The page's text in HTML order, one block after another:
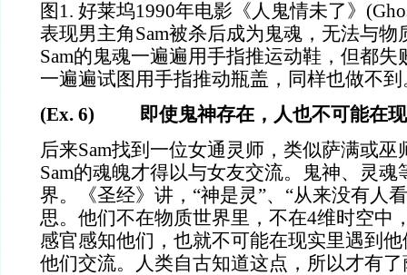
图 1. 好莱坞1990年电影《人鬼情未了》
表现男主角Sam被杀后成为鬼魂，无法与物
Sam的鬼魂一遍遍用手指推运动鞋，但都失
一遍遍试图用手指推动瓶盖，同样也做不到
(Ex. 6) 即使鬼神存在，人也不可能在现
后来Sam找到一位女通灵师，类似萨满或
Sam的魂魄才得以与女友交流。鬼神、灵
界。《圣经》讲，“神是灵”、“从来没有人
思。他们不在物质世界里，不在4维时空中
感官感知他们，也就不可能在现实里遇到
他们交流。人类自古知道这点，所以才有